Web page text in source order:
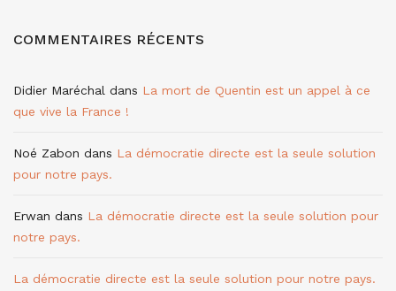
COMMENTAIRES RÉCENTS
Didier Maréchal dans La mort de Quentin est un appel à ce
que vive la France !
Noé Zabon dans La démocratie directe est la seule solution
pour notre pays.
Erwan dans La démocratie directe est la seule solution pour
notre pays.
La démocratie directe est la seule solution pour notre pays.